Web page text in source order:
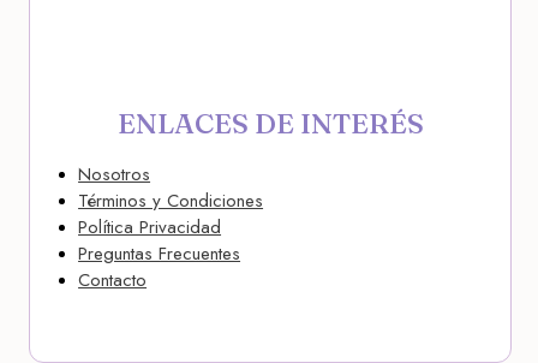
ENLACES DE INTERÉS
Nosotros
Términos y Condiciones
Política Privacidad
Preguntas Frecuentes
Contacto